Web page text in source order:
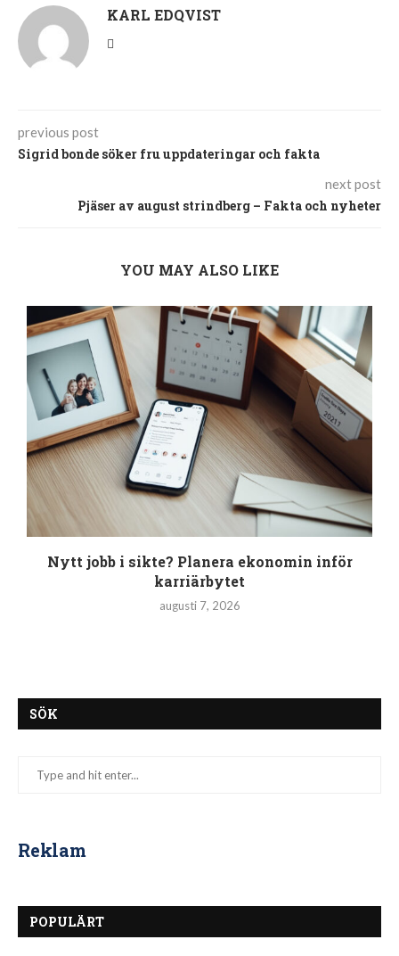
KARL EDQVIST
previous post
Sigrid bonde söker fru uppdateringar och fakta
next post
Pjäser av august strindberg – Fakta och nyheter
YOU MAY ALSO LIKE
Nytt jobb i sikte? Planera ekonomin inför
karriärbytet
augusti 7, 2026
SÖK
Reklam
POPULÄRT